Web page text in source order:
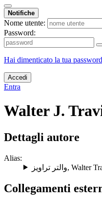
Notifiche
Nome utente:
Password:
Hai dimenticato la tua
Accedi
Entra
Walter J.
Dettagli autore
Alias:
والتر تراویز, Walter
Collegamenti